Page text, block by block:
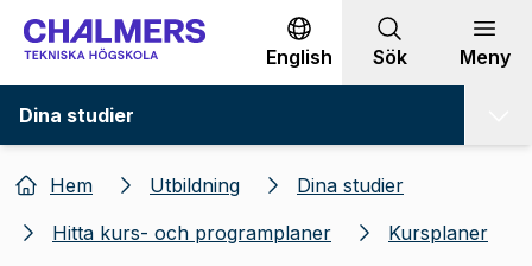
Gå till innehållet
English Sök Meny
Dina studier
Hem Utbildning
Dina studier
Hitta kurs- och programplaner
Kursplaner